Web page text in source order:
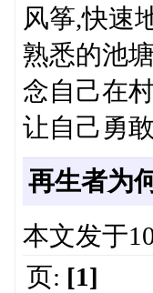
风筝,快速
熟悉的池
念自己在
让自己勇
再生者为
本文发于
页: [1]